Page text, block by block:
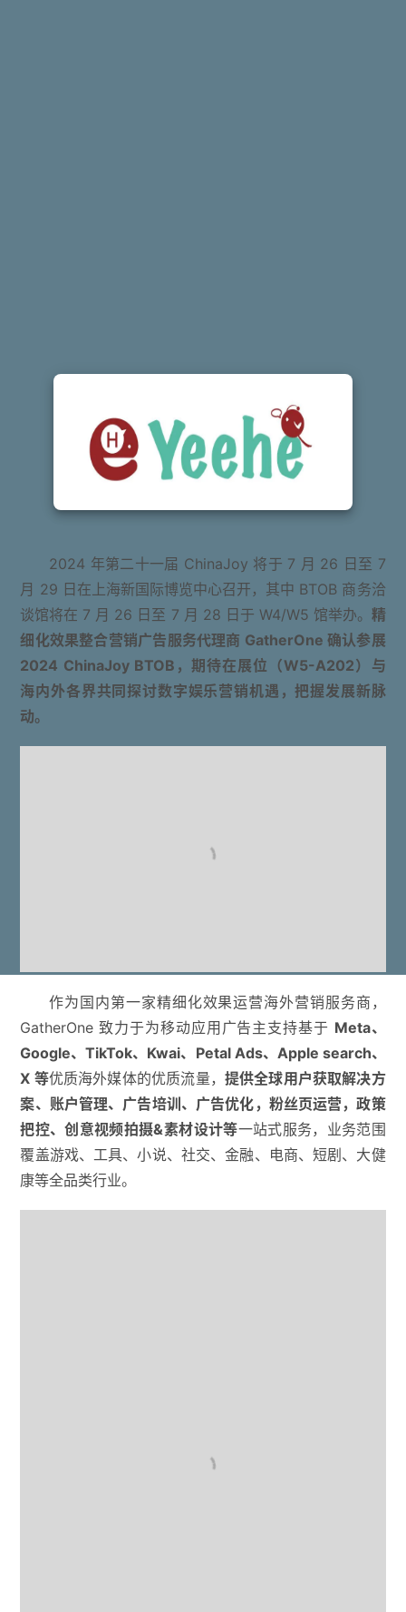
2024 年第二十一届 ChinaJoy 将于 7 月 26 日至 7
月 29 日在上海新国际博览中心召开，其中 BTOB 商务洽
谈馆将在 7 月 26 日至 7 月 28 日于 W4/W5 馆举办。 精
细化效果整合营销广告服务代理商 GatherOne 确认参展
2024 ChinaJoy BTOB，期待在展位（W5-A202）与
海内外各界共同探讨数字娱乐营销机遇，把握发展新脉
动。
作为国内第一家精细化效果运营海外营销服务商，
GatherOne 致力于为移动应用广告主支持基于 Meta、
Google、TikTok、Kwai、Petal Ads、Apple search、
X 等优质海外媒体的优质流量， 提供全球用户获取解决方
案、账户管理、广告培训、广告优化，粉丝页运营，政策
把控、创意视频拍摄&素材设计等一站式服务，业务范围
覆盖游戏、工具、小说、社交、金融、电商、短剧、大健
康等全品类行业。